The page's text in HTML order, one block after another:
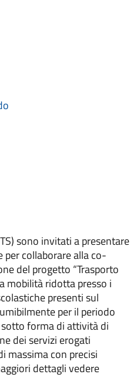
sono invitati a presentare
collaborare alla co-
del progetto “Trasporto
mobilità ridotta presso i
presenti sul
per il periodo
forma di attività di
dei servizi erogati
massima con precisi
dettagli vedere